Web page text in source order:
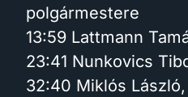
polgármestere
13:59 Lattmann
23:41 Nunkovics
32:40 Miklós